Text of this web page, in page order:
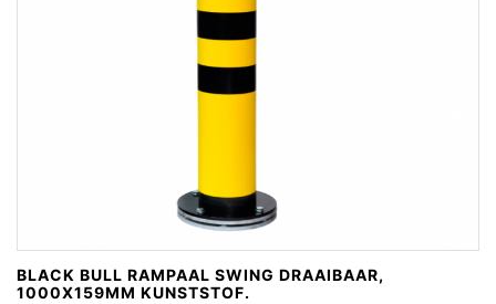
BLACK BULL RAMPAAL SWING DRAAIBAAR,
1000X159MM KUNSTSTOF.